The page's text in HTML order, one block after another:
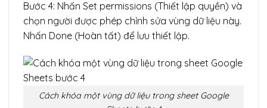
Bước 4: Nhấn Set permissions (Thiết lập quyền) và
chọn người được phép chỉnh sửa vùng dữ liệu này.
Nhấn Done (Hoàn tất) để lưu thiết lập.
Cách khóa một vùng dữ liệu trong sheet Google